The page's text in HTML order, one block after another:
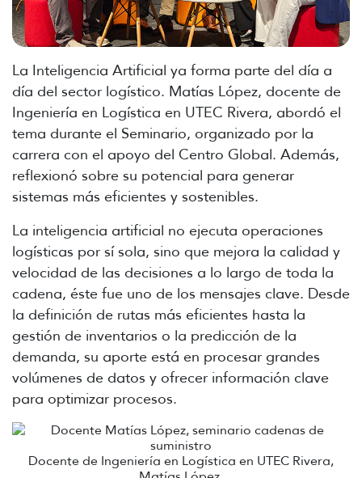
La Inteligencia Artificial ya forma parte del día a
día del sector logístico. Matías López, docente de
Ingeniería en Logística en UTEC Rivera, abordó el
tema durante el Seminario, organizado por la
carrera con el apoyo del Centro Global. Además,
reflexionó sobre su potencial para generar
sistemas más eficientes y sostenibles.
La inteligencia artificial no ejecuta operaciones
logísticas por sí sola, sino que mejora la calidad y
velocidad de las decisiones a lo largo de toda la
cadena, éste fue uno de los mensajes clave. Desde
la definición de rutas más eficientes hasta la
gestión de inventarios o la predicción de la
demanda, su aporte está en procesar grandes
volúmenes de datos y ofrecer información clave
para optimizar procesos.
Docente de Ingeniería en Logística en UTEC Rivera,